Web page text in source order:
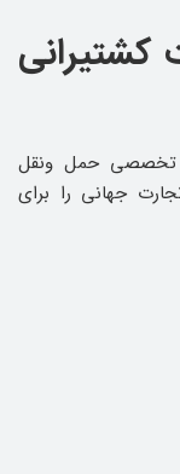
کشتیرانی
تخصصی حمل‌ ونقل
جهانی را برای